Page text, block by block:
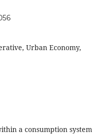
Urban Economy,
a consumption system